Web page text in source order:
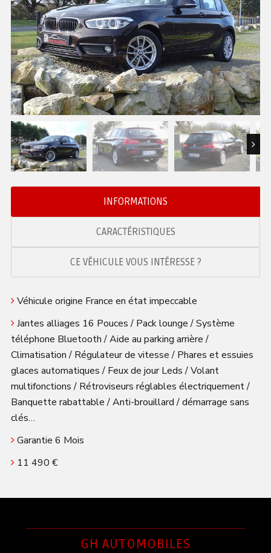
Next
INFORMATIONS
CARACTÉRISTIQUES
CE VÉHICULE VOUS INTÉRESSE ?
Véhicule origine France en état impeccable
Jantes alliages 16 Pouces / Pack lounge / Système
téléphone Bluetooth / Aide au parking arrière /
Climatisation / Régulateur de vitesse / Phares et essuies
glaces automatiques / Feux de jour Leds / Volant
multifonctions / Rétroviseurs réglables électriquement /
Banquette rabattable / Anti-brouillard / démarrage sans
clés…
Garantie 6 Mois
11 490 €
GH AUTOMOBILES